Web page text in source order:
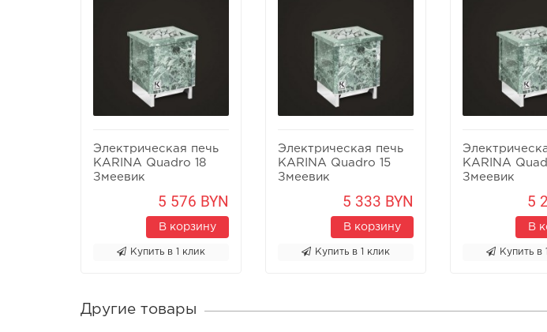
Электрическая печь
KARINA Quadro 18
Змеевик
5 576 BYN
В корзину
Купить в 1 клик
Электрическая печь
KARINA Quadro 15
Змеевик
5 333 BYN
В корзину
Купить в 1 клик
KARINA
Змеевик
5
В
Купить в
Другие товары